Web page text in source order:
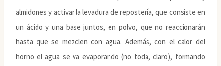
almidones y activar la levadura de repostería, que consiste en
un ácido y una base juntos, en polvo, que no reaccionarán
hasta que se mezclen con agua. Además, con el calor del
horno el agua se va evaporando (no toda, claro), formando